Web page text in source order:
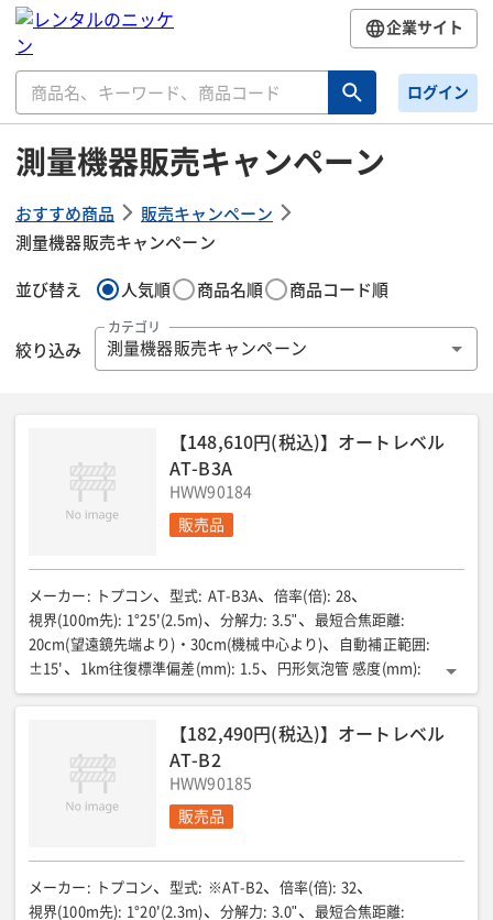
企業サイト
ログイン
測量機器販売キャンペーン
おすすめ商品
販売キャンペーン
測量機器販売キャンペーン
並び替え 人気順 商品名順 商品コード順
絞り込み
カテゴリ
測量機器販売キャンペーン
【148,610円(税込)】オートレベル
AT-B3A
HWW90184
販売品
メーカー : トプコン 型式: AT-B3A 倍率(倍): 28
視界(100m先): 1°25'(2.5m) 分解力: 3.5" 最短合焦距離:
20cm(望遠鏡先端より)・30cm(機械中心より)
自動補正範囲 :
±15'
1km往復標準偏差(mm): 1.5 円形気泡管 感度(mm):
10'/2
使用温度範囲(℃): -20〜+50 質量(kg): 1.5
【182,490円(税込)】オートレベル
AT-B2
HWW90185
販売品
メーカー : トプコン 型式: ※AT-B2 倍率(倍): 32
視界(100m先): 1°20'(2.3m) 分解力: 3.0" 最短合焦距離: